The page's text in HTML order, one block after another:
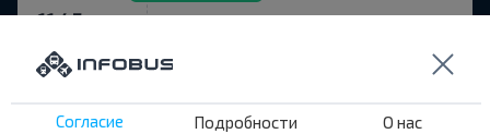
11:45
Согласие Подробности О нас